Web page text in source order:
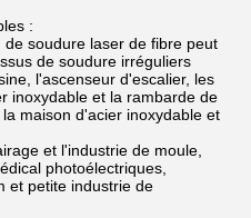
:
soudure laser de fibre peut
de soudure irréguliers
l'ascenseur d'escalier, les
inoxydable et la rambarde de
maison d'acier inoxydable et
et l'industrie de moule,
photoélectriques,
et petite industrie de